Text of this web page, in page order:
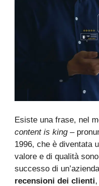
Esiste una frase, nel
content is king–
1996, che è diventata
valore e di qualità
successo di
recensioni dei clienti